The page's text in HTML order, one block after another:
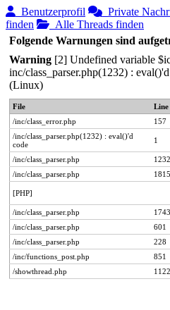
Benutzerprofil Private
finden
Alle Threads finden
Folgende Warnungen sind
Warning [2] Undefined variable
inc/class_parser.php(1232) :
(Linux)
File Line
/inc/class_error.php
157
/inc/class_parser.php(1232) : eval()'d
code
1
/inc/class_parser.php 1232
/inc/class_parser.php
1815
[PHP]
/inc/class_parser.php
1743
/inc/class_parser.php
601
/inc/class_parser.php
228
/inc/functions_post.php
851
/showthread.php
1122